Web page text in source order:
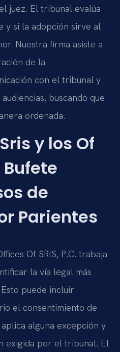
juez. El tribunal evalúa
y si la adopción sirve al
Nuestra firma asiste a
de la
con el tribunal y
buscando que
ordenada.
y los Of
de
Parientes
Of SRIS, P.C. trabaja
la vía legal más
puede incluir
el consentimiento de
alguna excepción y
exigida por el tribunal. El